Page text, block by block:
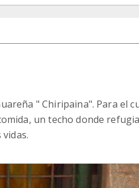
" Chiripaina". Para el
un techo donde